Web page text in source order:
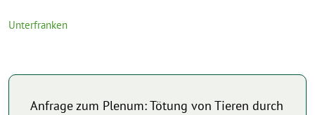
Unterfranken
Anfrage zum Plenum: Tötung von Tieren durch